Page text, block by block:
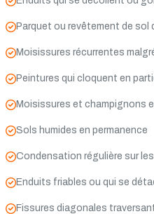
Parquet ou revêtement de sol
Moisissures récurrentes
Peintures qui cloquent en
Moisissures et champignons
Sols humides en permanence
Condensation régulière sur
Enduits friables ou qui se
Fissures diagonales